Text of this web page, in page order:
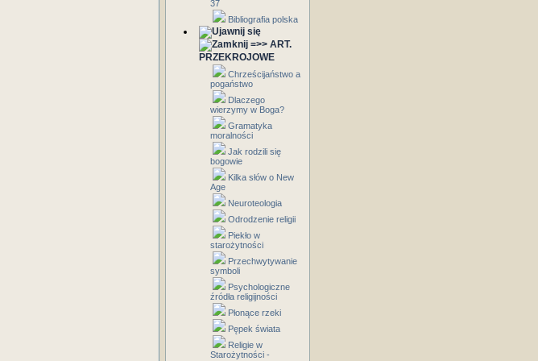
37
Bibliografia polska
=>> ART.
PRZEKROJOWE
Chrześcijaństwo a
pogaństwo
Dlaczego
wierzymy w Boga?
Gramatyka
moralności
Jak rodzili się
bogowie
Kilka słów o New
Age
Neuroteologia
Odrodzenie religii
Piekło w
starożytności
Przechwytywanie
symboli
Psychologiczne
źródła religijności
Płonące rzeki
Pępek świata
Religie w
Starożytności -